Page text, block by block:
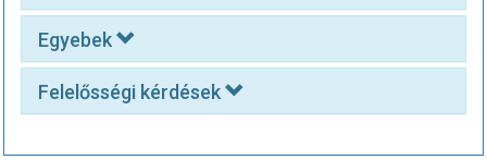
Egyebek
Felelősségi kérdések